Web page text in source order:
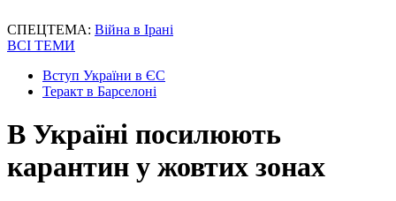
СПЕЦТЕМА: Війна в Ірані
ВСІ ТЕМИ
Вступ України в ЄС
Теракт в Барселоні
В Україні посилюють
карантин у жовтих зонах